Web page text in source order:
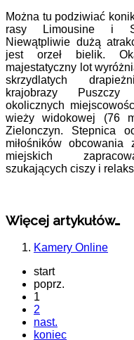
Można tu podziwiać
rasy Limousine i
Niewątpliwie dużą
jest orzeł bielik.
majestatyczny lot
skrzydlatych
krajobrazy
okolicznych
wieży widokowej (76
Zielonczyn. Stepnica
miłośników
miejskich
szukających ciszy i
Więcej artykułów…
Kamery Online
start
poprz.
1
2
nast.
koniec